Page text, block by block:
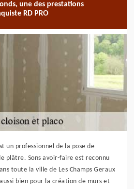
une des prestations
RD PRO
un professionnel de la pose de
plâtre. Sons avoir-faire est reconnu
toute la ville de Les Champs Geraux
bien pour la création de murs et